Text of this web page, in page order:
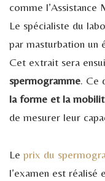
comme
Le spécialiste du
par masturbation un
Cet extrait sera
spermogramme. Ce
la forme et la
de mesurer leur
Le prix du
l’examen est